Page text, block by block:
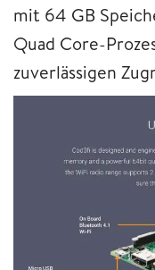
mit 64 GB
Quad Core-
zuverlässigen